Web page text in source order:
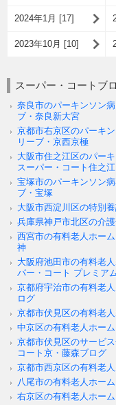
2024年1月 [17]
2023年10月 [10]
スーパー・コートブ
奈良市のパーキンソン
ブ・奈良新大宮
京都市右京区のパーキ
リーブ・京西京極
大阪市住之江区のパー
スーパー・コート住之江
宝塚市のパーキンソン
ブ・宝塚
大阪市西淀川区の特別
兵庫県神戸市北区の介
西宮市の有料老人ホー
神
大阪府池田市の有料老
パー・コート プレミア
京都府宇治市の有料老
ログ
京都市伏見区の有料老
中京区の有料老人ホー
京都市伏見区のサービ
コート京・藤森ブログ
京都市西京区の有料老
八尾市の有料老人ホー
右京区の有料老人ホー